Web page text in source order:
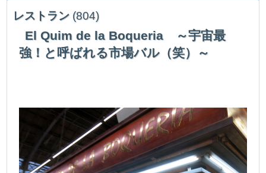
レストラン (804)
El Quim de la Boqueria ～宇宙最
強！と呼ばれる市場バル（笑）～